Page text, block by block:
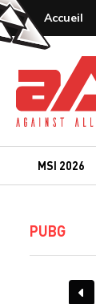
Accueil
Team-aAa -
MSI 2026
PUBG